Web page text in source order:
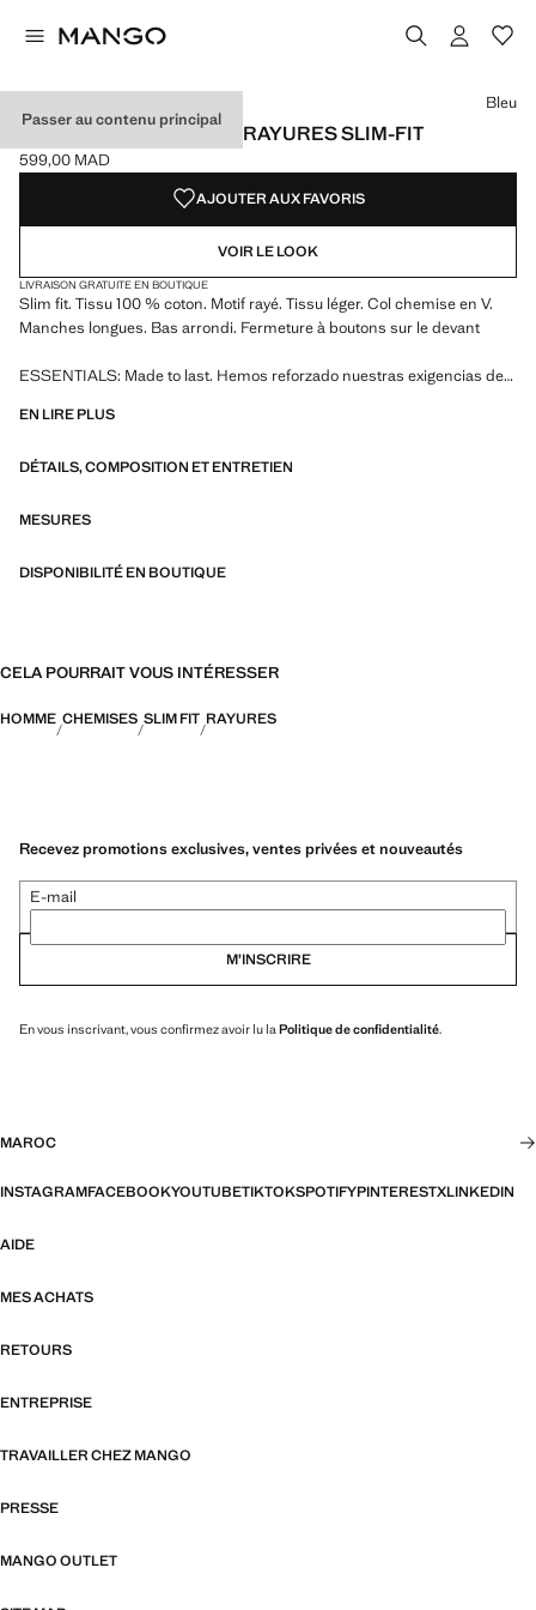
Passer au contenu principal
CHEMISE 100 % COTON RAYURES SLIM-FIT
Prix actuel [599,00 MAD ]
599,00 MAD
Choisissez une couleur
Couleur Gris
Couleur Bleu ciel
Couleur Bleu sélectionnée
Bleu
AJOUTER AUX FAVORIS
VOIR LE LOOK
LIVRAISON GRATUITE EN BOUTIQUE
Slim fit. Tissu 100 % coton. Motif rayé. Tissu léger. Col chemise en V.
Manches longues. Bas arrondi. Fermeture à boutons sur le devant
ESSENTIALS: Made to last. Hemos reforzado nuestras exigencias de
Diseñadas considerando cuidadosamente su confección, son todavía
EN LIRE PLUS
DÉTAILS, COMPOSITION ET ENTRETIEN
MESURES
DISPONIBILITÉ EN BOUTIQUE
CELA POURRAIT VOUS INTÉRESSER
HOMME CHEMISES SLIM FIT RAYURES
Recevez promotions exclusives, ventes privées et nouveautés
E-mail
M’INSCRIRE
En vous inscrivant, vous confirmez avoir lu la Politique de confidentialité.
MAROC
INSTAGRAMFACEBOOKYOUTUBETIKTOKSPOTIFYPINTERESTXLINKEDIN
AIDE
MES ACHATS
RETOURS
ENTREPRISE
TRAVAILLER CHEZ MANGO
PRESSE
MANGO OUTLET